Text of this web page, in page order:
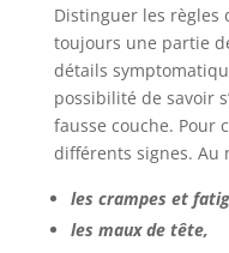
Distinguer les règles
toujours une partie
détails
possibilité de savoir
fausse couche. Pour
différents signes. Au
les crampes et
les maux de tête,